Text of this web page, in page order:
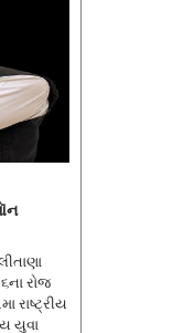
રોજ
રાષ્ટ્રીય
યુવા